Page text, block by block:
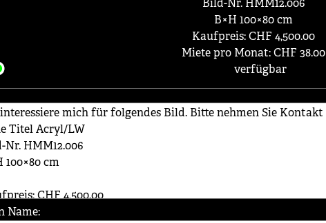
Bild-Nr. HMM12.006
B×H 100×80 cm
Kaufpreis: CHF 4,500.00
Miete pro Monat: CHF 38.00
verfügbar
Name: